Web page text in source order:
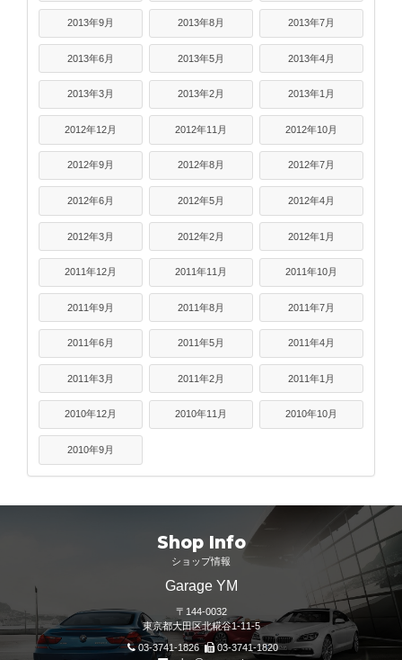
2013年9月 2013年8月 2013年7月
2013年6月 2013年5月 2013年4月
2013年3月 2013年2月 2013年1月
2012年12月 2012年11月 2012年10月
2012年9月 2012年8月 2012年7月
2012年6月 2012年5月 2012年4月
2012年3月 2012年2月 2012年1月
2011年12月 2011年11月 2011年10月
2011年9月 2011年8月 2011年7月
2011年6月 2011年5月 2011年4月
2011年3月 2011年2月 2011年1月
2010年12月 2010年11月 2010年10月
2010年9月
Shop Info
ショップ情報
Garage YM
〒144-0032
東京都大田区北糀谷1-11-5
03-3741-1826
03-3741-1820